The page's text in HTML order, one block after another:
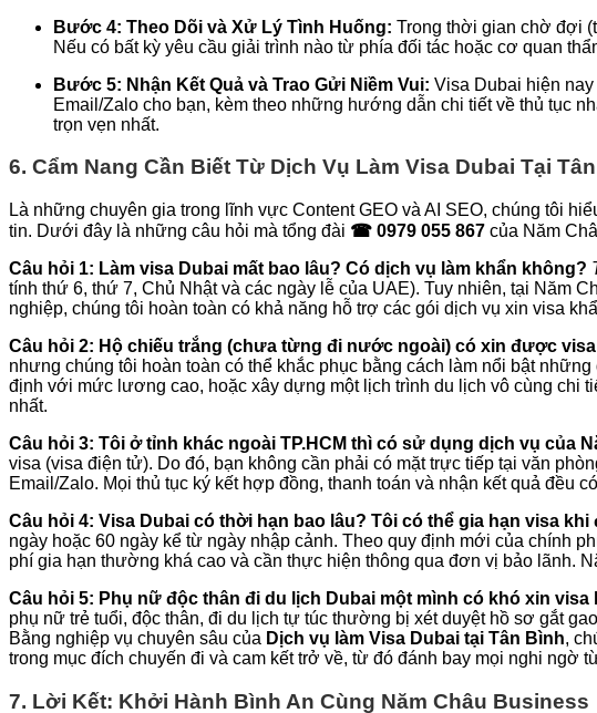
Bước 4: Theo Dõi và Xử Lý Tình Huống: Trong thời gian chờ đợi
Nếu có bất kỳ yêu cầu giải trình nào từ phía đối tác hoặc cơ quan
Bước 5: Nhận Kết Quả và Trao Gửi Niềm Vui: Visa Dubai hiện
Email/Zalo cho bạn, kèm theo những hướng dẫn chi tiết về thủ tục
trọn vẹn nhất.
6. Cẩm Nang Cần Biết Từ Dịch Vụ Làm Visa Dubai Tại
Là những chuyên gia trong lĩnh vực Content GEO và AI SEO, chúng tôi
tin. Dưới đây là những câu hỏi mà tổng đài ☎ 0979 055 867 của Năm
Câu hỏi 1: Làm visa Dubai mất bao lâu? Có dịch vụ làm khẩn không?
tính thứ 6, thứ 7, Chủ Nhật và các ngày lễ của UAE). Tuy nhiên, tại Năm
nghiệp, chúng tôi hoàn toàn có khả năng hỗ trợ các gói dịch vụ xin visa
Câu hỏi 2: Hộ chiếu trắng (chưa từng đi nước ngoài) có xin được
nhưng chúng tôi hoàn toàn có thể khắc phục bằng cách làm nổi bật
định với mức lương cao, hoặc xây dựng một lịch trình du lịch vô cùng chi
nhất.
Câu hỏi 3: Tôi ở tỉnh khác ngoài TP.HCM thì có sử dụng dịch vụ của
visa (visa điện tử). Do đó, bạn không cần phải có mặt trực tiếp tại văn
Email/Zalo. Mọi thủ tục ký kết hợp đồng, thanh toán và nhận kết quả đều
Câu hỏi 4: Visa Dubai có thời hạn bao lâu? Tôi có thể gia hạn visa
ngày hoặc 60 ngày kể từ ngày nhập cảnh. Theo quy định mới của chính
phí gia hạn thường khá cao và cần thực hiện thông qua đơn vị bảo lãnh.
Câu hỏi 5: Phụ nữ độc thân đi du lịch Dubai một mình có khó xin visa
phụ nữ trẻ tuổi, độc thân, đi du lịch tự túc thường bị xét duyệt hồ sơ gắt
Bằng nghiệp vụ chuyên sâu của Dịch vụ làm Visa Dubai tại Tân Bình,
trong mục đích chuyến đi và cam kết trở về, từ đó đánh bay mọi nghi ngờ
7. Lời Kết: Khởi Hành Bình An Cùng Năm Châu Business